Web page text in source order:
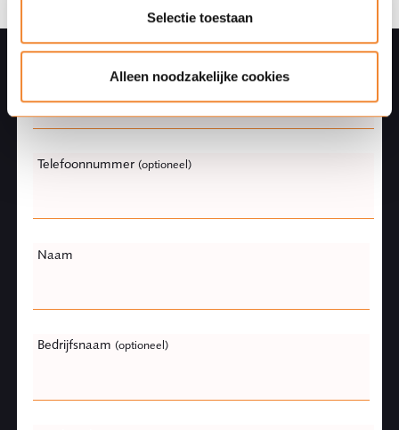
Selectie toestaan
Alleen noodzakelijke cookies
Stel direct een vraag
Leave
field
blank
Telefoonnummer (optioneel)
Naam
Bedrijfsnaam (optioneel)